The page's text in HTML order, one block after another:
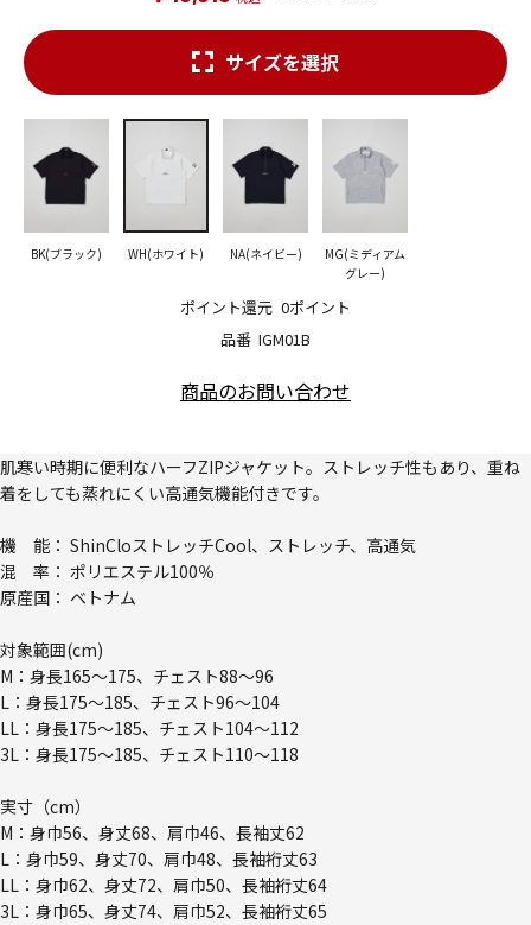
品番 IGM01B
ポイント還元 0ポイント
サイズを選択
BK(ブラック) WH(ホワイト) NA(ネイビー)
MG(ミディアム
グレー)
商品のお問い合わせ
肌寒い時期に便利なハーフZIPジャケット。ストレッチ性もあり、重ね
着をしても蒸れにくい高通気機能付きです。
機 能： ShinCloストレッチCool、ストレッチ、高通気
混 率： ポリエステル100％
原産国： ベトナム
対象範囲(cm)
M：身長165～175、チェスト88～96
L：身長175～185、チェスト96～104
LL：身長175～185、チェスト104～112
3L：身長175～185、チェスト110～118
実寸（cm）
M：身巾56、身丈68、肩巾46、長袖丈62
L：身巾59、身丈70、肩巾48、長袖裄丈63
LL：身巾62、身丈72、肩巾50、長袖裄丈64
3L：身巾65、身丈74、肩巾52、長袖裄丈65